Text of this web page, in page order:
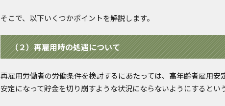
そこで、以下いくつかポイントを解説します。
（２）再雇用時の処遇について
再雇用労働者の労働条件を検討するにあたっては、高年齢者雇用
安定になって貯金を切り崩すような状況にならないようにするとい